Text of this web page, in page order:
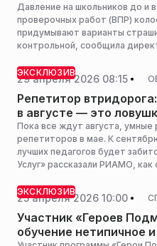
Давление на школьников до и
проверочных работ (ВПР)
придумывают варианты
контрольной, сообщила
Мизулина.
ЭКСКЛЮЗИВ
29 апреля 2026 08:15
Репетитор
в августе — это
Пока все ждут августа,
репетиторов в мае. К
лучших педагогов будет
Услуг» рассказали РИАМО,
признакам вычислить
бесплатном уроке.
ЭКСКЛЮЗИВ
25 апреля 2026 10:00
Участник «Героев
обучение нетипичное